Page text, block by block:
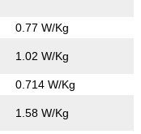
0.77 W/Kg
1.02 W/Kg
0.714 W/Kg
1.58 W/Kg